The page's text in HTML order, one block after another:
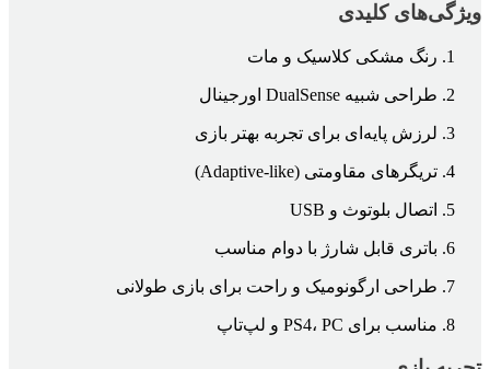
ویژگی‌های کلیدی
رنگ مشکی کلاسیک و مات
طراحی شبیه DualSense اورجینال
لرزش پایه‌ای برای تجربه بهتر بازی
تریگرهای مقاومتی (Adaptive-like)
اتصال بلوتوث و USB
باتری قابل شارژ با دوام مناسب
طراحی ارگونومیک و راحت برای بازی طولانی
مناسب برای PS4، PC و لپ‌تاپ